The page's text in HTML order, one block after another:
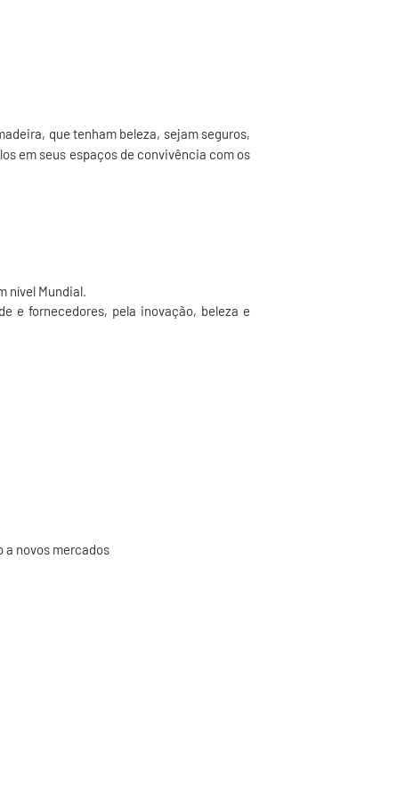
que tenham beleza, sejam seguros,
em seus espaços de convivência com os
nível Mundial.
e fornecedores, pela inovação, beleza e
a novos mercados